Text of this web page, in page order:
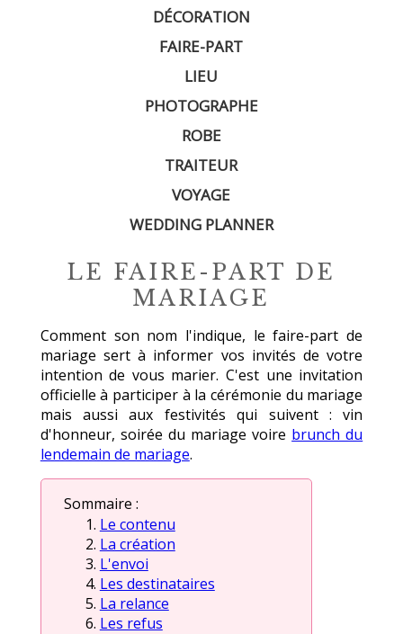
DÉCORATION
FAIRE-PART
LIEU
PHOTOGRAPHE
ROBE
TRAITEUR
VOYAGE
WEDDING PLANNER
LE FAIRE-PART DE
MARIAGE
Comment son nom l'indique, le faire-part de
mariage sert à informer vos invités de votre
intention de vous marier. C'est une invitation
officielle à participer à la cérémonie du mariage
mais aussi aux festivités qui suivent : vin
d'honneur, soirée du mariage voire brunch du
lendemain de mariage.
Sommaire :
Le contenu
La création
L'envoi
Les destinataires
La relance
Les refus